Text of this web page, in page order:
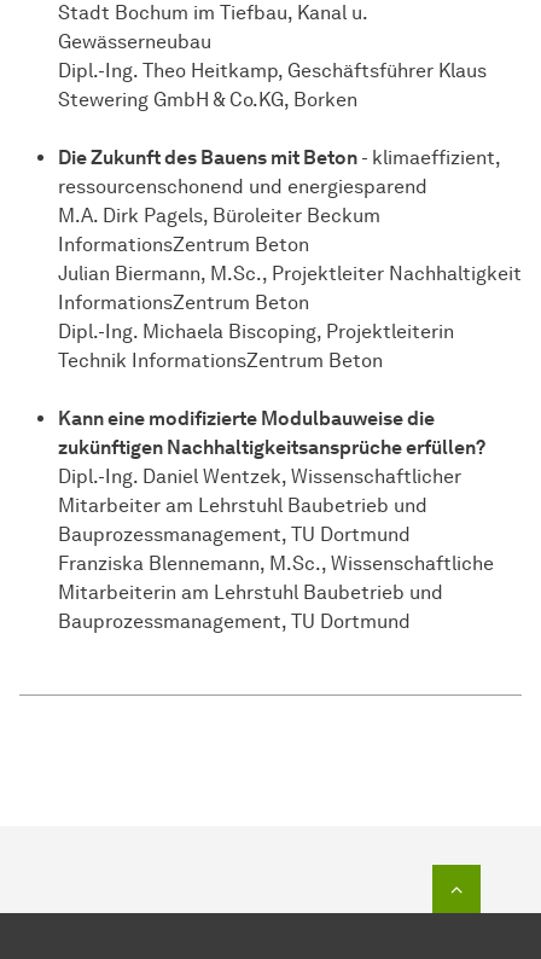
Stadt Bochum im Tiefbau, Kanal u.
Gewässerneubau
Dipl.-Ing. Theo Heitkamp, Geschäftsführer Klaus
Stewering GmbH & Co.KG, Borken
Die Zukunft des Bauens mit Beton - klimaeffizient,
ressourcenschonend und energiesparend
M.A. Dirk Pagels, Büroleiter Beckum
InformationsZentrum Beton
Julian Biermann, M.Sc., Projektleiter Nachhaltigkeit
InformationsZentrum Beton
Dipl.-Ing. Michaela Biscoping, Projektleiterin
Technik InformationsZentrum Beton
Kann eine modifizierte Modulbauweise die
zukünftigen Nachhaltigkeitsansprüche erfüllen?
Dipl.-Ing. Daniel Wentzek, Wissenschaftlicher
Mitarbeiter am Lehrstuhl Baubetrieb und
Bauprozessmanagement, TU Dortmund
Franziska Blennemann, M.Sc., Wissenschaftliche
Mitarbeiterin am Lehrstuhl Baubetrieb und
Bauprozessmanagement, TU Dortmund